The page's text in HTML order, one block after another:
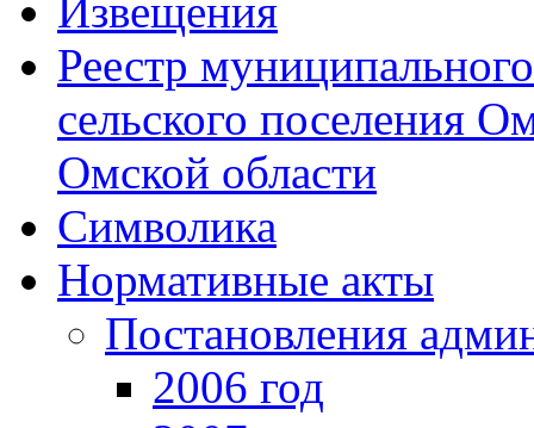
Извещения
Реестр
сельского поселения
Омской области
Символика
Нормативные акты
Постановления
2006 год